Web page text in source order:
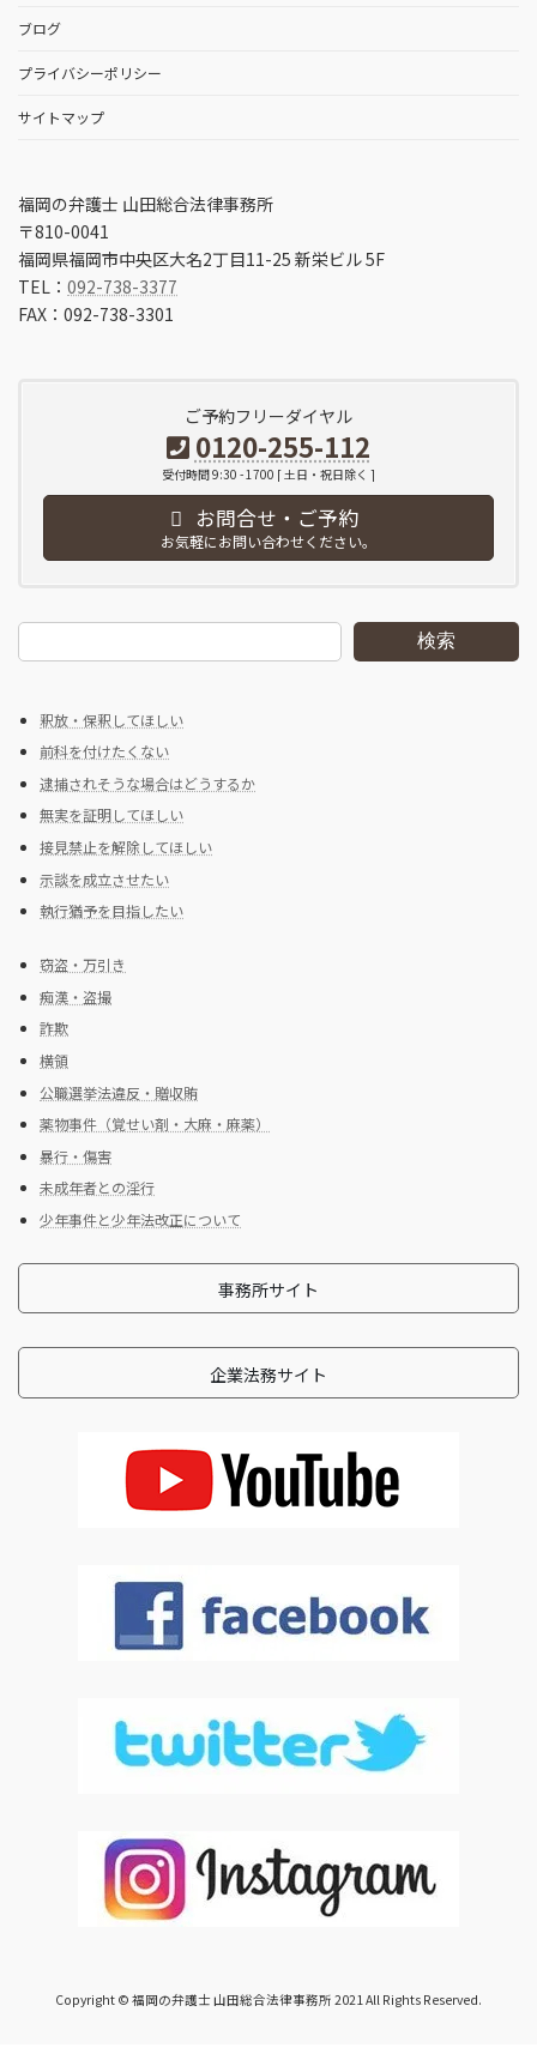
ブログ
プライバシーポリシー
サイトマップ
福岡の弁護士 山田総合法律事務所
〒810-0041
福岡県福岡市中央区大名2丁目11-25 新栄ビル 5F
TEL： 092-738-3377
FAX：092-738-3301
ご予約フリーダイヤル
0120-255-112
受付時間 9:30 - 1700 [ 土日・祝日除く ]
お問合せ・ご予約
お気軽にお問い合わせください。
検索
釈放・保釈してほしい
前科を付けたくない
逮捕されそうな場合はどうするか
無実を証明してほしい
接見禁止を解除してほしい
示談を成立させたい
執行猶予を目指したい
窃盗・万引き
痴漢・盗撮
詐欺
横領
公職選挙法違反・贈収賄
薬物事件（覚せい剤・大麻・麻薬）
暴行・傷害
未成年者との淫行
少年事件と少年法改正について
事務所サイト
企業法務サイト
Copyright © 福岡の弁護士 山田総合法律事務所 2021 All Rights Reserved.